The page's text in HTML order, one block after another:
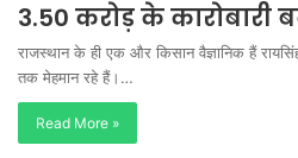
3.50 करोड़ के कारोबारी
राजस्थान के ही एक और किसान वैज्ञानिक हैं
तक मेहमान रहे हैं।…
Read More »